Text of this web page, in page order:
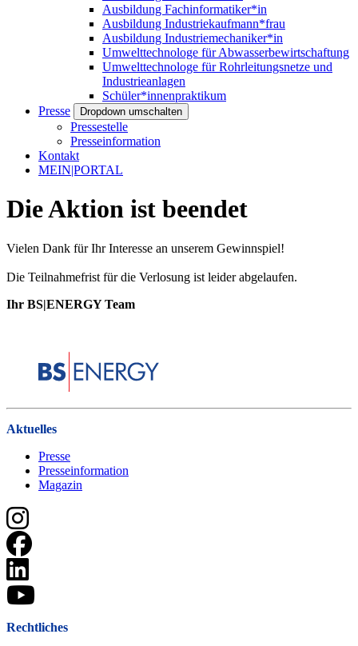
Ausbildung Fachinformatiker*in
Ausbildung Industriekaufmann*frau
Ausbildung Industriemechaniker*in
Umwelttechnologe für Abwasserbewirtschaftung
Umwelttechnologe für Rohrleitungsnetze und
Industrieanlagen
Schüler*innenpraktikum
Presse
Dropdown umschalten
Pressestelle
Presseinformation
Kontakt
MEIN|PORTAL
Die Aktion ist beendet
Vielen Dank für Ihr Interesse an unserem Gewinnspiel!
Die Teilnahmefrist für die Verlosung ist leider abgelaufen.
Ihr BS|ENERGY Team
Aktuelles
Presse
Presseinformation
Magazin
Rechtliches